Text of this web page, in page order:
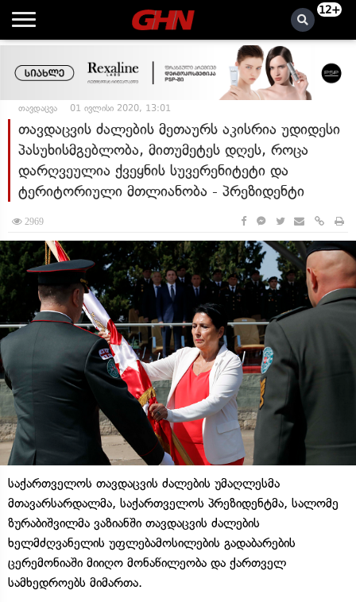
12+
თავდაცვა 01 ივლისი 2020, 13:01
თავდაცვის ძალების მეთაურს აკისრია უდიდესი
პასუხისმგებლობა, მითუმეტეს დღეს, როცა
დარღვეულია ქვეყნის სუვერენიტეტი და
ტერიტორიული მთლიანობა - პრეზიდენტი
2969
საქართველოს თავდაცვის ძალების უმაღლესმა
მთავარსარდალმა, საქართველოს პრეზიდენტმა, სალომე
ზურაბიშვილმა ვაზიანში თავდაცვის ძალების
ხელმძღვანელის უფლებამოსილების გადაბარების
ცერემონიაში მიიღო მონაწილეობა და ქართველ
სამხედროებს მიმართა.